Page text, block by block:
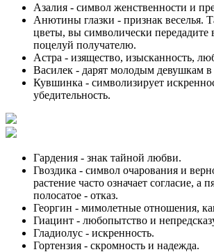
Азалия - символ женственности и
Анютины глазки - признак веселья.
цветы, вы символически
поцелуй получателю.
Астра - изящество, изысканность,
Василек - дарят молодым девушкам в
Кувшинка - символизирует
убедительность.
Гардения - знак тайной любви.
Гвоздика - символ очарования и
растение часто означает согласие, а
полосатое - отказ.
Георгин - мимолетные отношения,
Гиацинт - любопытство и
Гладиолус - искренность.
Гортензия - скромность и надежда.